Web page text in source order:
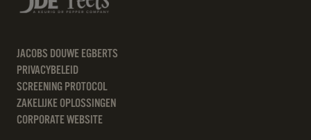
JACOBS DOUWE EGBERTS
PRIVACYBELEID
SCREENING PROTOCOL
ZAKELIJKE OPLOSSINGEN
CORPORATE WEBSITE